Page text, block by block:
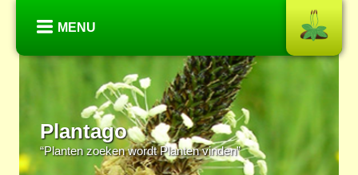
MENU
Plantago
“Planten zoeken wordt Planten vinden”